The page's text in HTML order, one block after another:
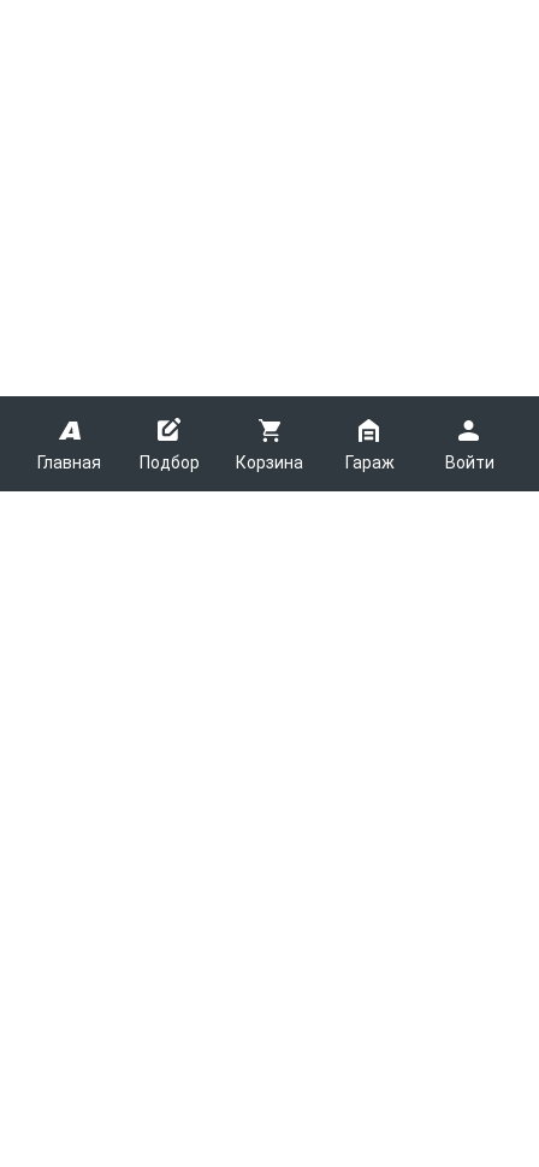
Главная Подбор Корзина Гараж Войти